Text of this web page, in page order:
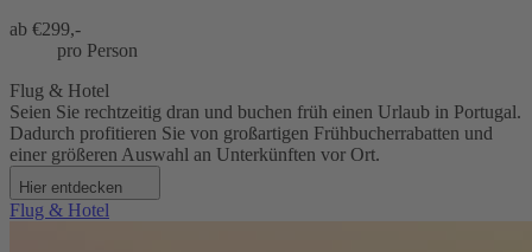
ab €299,-
pro Person
Flug & Hotel
Seien Sie rechtzeitig dran und buchen früh einen Urlaub in Portugal.
Dadurch profitieren Sie von großartigen Frühbucherrabatten und
einer größeren Auswahl an Unterkünften vor Ort.
Hier entdecken
Flug & Hotel